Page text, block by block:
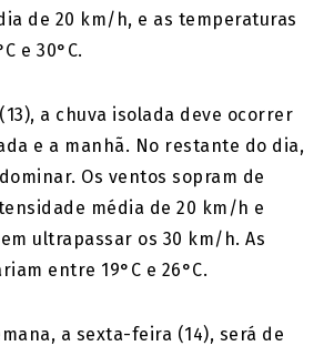
de 20 km/h, e as temperaturas
e 30°C.
a chuva isolada deve ocorrer
e a manhã. No restante do dia,
Os ventos sopram de
média de 20 km/h e
ultrapassar os 30 km/h. As
entre 19°C e 26°C.
a sexta-feira (14), será de